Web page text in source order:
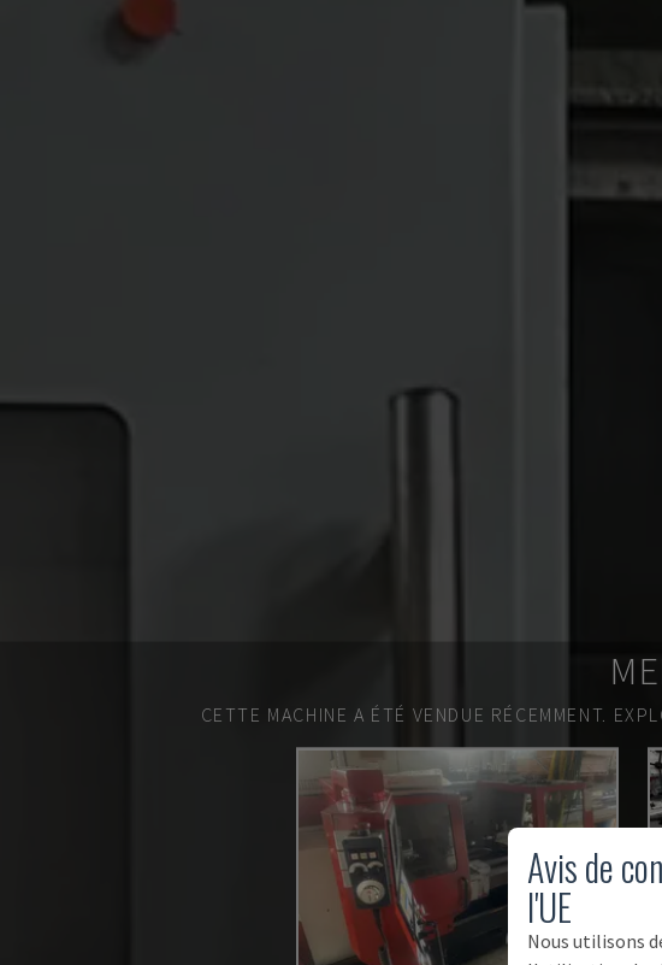
CETTE MACHINE A ÉTÉ VENDUE RÉCEMMENT.
Avis de
l'UE
Nous utilisons